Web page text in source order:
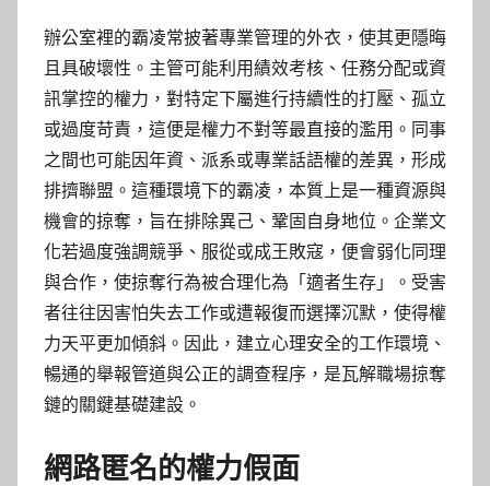
辦公室裡的霸凌常披著專業管理的外衣，使其更隱晦
且具破壞性。主管可能利用績效考核、任務分配或資
訊掌控的權力，對特定下屬進行持續性的打壓、孤立
或過度苛責，這便是權力不對等最直接的濫用。同事
之間也可能因年資、派系或專業話語權的差異，形成
排擠聯盟。這種環境下的霸凌，本質上是一種資源與
機會的掠奪，旨在排除異己、鞏固自身地位。企業文
化若過度強調競爭、服從或成王敗寇，便會弱化同理
與合作，使掠奪行為被合理化為「適者生存」。受害
者往往因害怕失去工作或遭報復而選擇沉默，使得權
力天平更加傾斜。因此，建立心理安全的工作環境、
暢通的舉報管道與公正的調查程序，是瓦解職場掠奪
鏈的關鍵基礎建設。
網路匿名的權力假面